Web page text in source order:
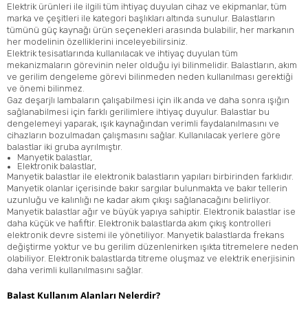
Elektrik ürünleri ile ilgili tüm ihtiyaç duyulan cihaz ve ekipmanlar, tüm
marka ve çeşitleri ile kategori başlıkları altında sunulur. Balastların
tümünü güç kaynağı ürün seçenekleri arasında bulabilir, her markanın
her modelinin özelliklerini inceleyebilirsiniz.
Elektrik tesisatlarında kullanılacak ve ihtiyaç duyulan tüm
mekanizmaların görevinin neler olduğu iyi bilinmelidir. Balastların, akım
ve gerilim dengeleme görevi bilinmeden neden kullanılması gerektiği
ve önemi bilinmez.
Gaz deşarjlı lambaların çalışabilmesi için ilk anda ve daha sonra ışığın
sağlanabilmesi için farklı gerilimlere ihtiyaç duyulur. Balastlar bu
dengelemeyi yaparak, ışık kaynağından verimli faydalanılmasını ve
cihazların bozulmadan çalışmasını sağlar. Kullanılacak yerlere göre
balastlar iki gruba ayrılmıştır.
Manyetik balastlar,
Elektronik balastlar,
Manyetik balastlar ile elektronik balastların yapıları birbirinden farklıdır.
Manyetik olanlar içerisinde bakır sargılar bulunmakta ve bakır tellerin
uzunluğu ve kalınlığı ne kadar akım çıkışı sağlanacağını belirliyor.
Manyetik balastlar ağır ve büyük yapıya sahiptir. Elektronik balastlar ise
daha küçük ve hafiftir. Elektronik balastlarda akım çıkış kontrolleri
elektronik devre sistemi ile yönetiliyor. Manyetik balastlarda frekans
değiştirme yoktur ve bu gerilim düzenlenirken ışıkta titremelere neden
olabiliyor. Elektronik balastlarda titreme oluşmaz ve elektrik enerjisinin
daha verimli kullanılmasını sağlar.
Balast Kullanım Alanları Nelerdir?